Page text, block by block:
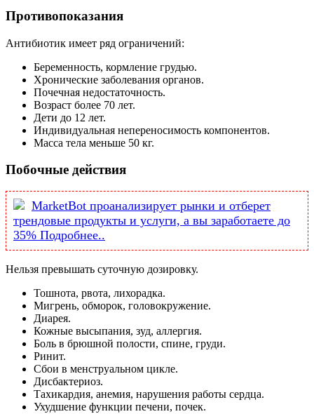
Противопоказания
Антибиотик имеет ряд ограничений:
Беременность, кормление грудью.
Хронические заболевания органов.
Почечная недостаточность.
Возраст более 70 лет.
Дети до 12 лет.
Индивидуальная непереносимость компонентов.
Масса тела меньше 50 кг.
Побочные действия
MarketBot проанализирует рынки и отберет
трендовые продукты и услуги, а вы заработаете до
35% Подробнее..
Нельзя превышать суточную дозировку.
Тошнота, рвота, лихорадка.
Мигрень, обморок, головокружение.
Диарея.
Кожные высыпания, зуд, аллергия.
Боль в брюшной полости, спине, груди.
Ринит.
Сбои в менструальном цикле.
Дисбактериоз.
Тахикардия, анемия, нарушения работы сердца.
Ухудшение функции печени, почек.